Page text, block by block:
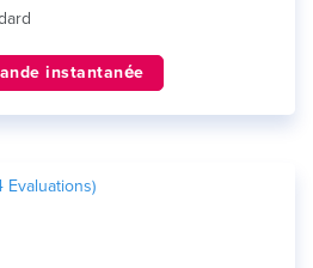
instantanée
Evaluations)